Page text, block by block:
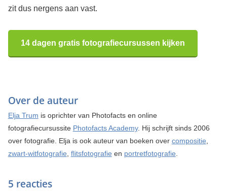
zit dus nergens aan vast.
14 dagen gratis fotografiecursussen kijken
Over de auteur
Elja Trum is oprichter van Photofacts en online
fotografiecursussite Photofacts Academy. Hij schrijft sinds 2006
over fotografie. Elja is ook auteur van boeken over compositie
zwart-witfotografie flitsfotografie en portretfotografie
5 reacties